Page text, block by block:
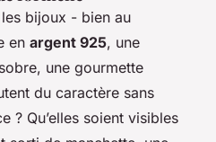
les bijoux - bien au
en argent 925, une
une gourmette
du caractère sans
? Qu’elles soient visibles